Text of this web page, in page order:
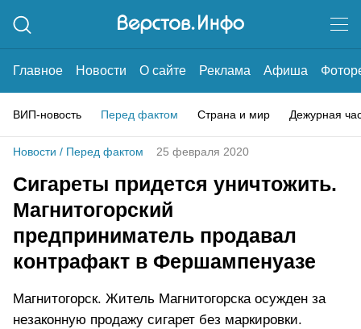
Главное Новости О сайте Реклама Афиша
ВИП-новость Перед фактом Страна и мир Дежурная
Новости / Перед фактом 25 февраля 2020
Сигареты придется уничтожить.
Магнитогорский
предприниматель продавал
контрафакт в Фершампенуазе
Магнитогорск. Житель Магнитогорска осужден за
незаконную продажу сигарет без маркировки.